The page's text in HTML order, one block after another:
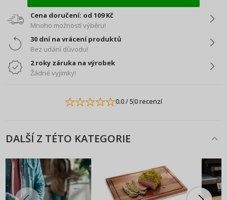
Cena doručení: od 109 Kč
Mnoho možností výběru!
30 dní na vrácení produktů
Bez udání důvodu!
2 roky záruka na výrobek
Žádné vyjímky!
0.0/ 50 recenzí
DALŠÍ Z TÉTO KATEGORIE